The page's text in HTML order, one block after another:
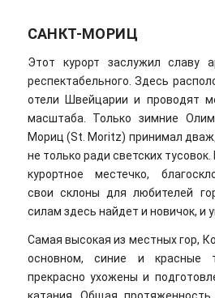
САНКТ-МОРИЦ
Этот курорт заслужил славу
респектабельного. Здесь
отели Швейцарии и проводят
масштаба. Только зимние
Мориц (St. Moritz) принимал
не только ради светских
курортное местечко,
свои склоны для любителей
силам здесь найдет и новичок, и
Самая высокая из местных гор,
основном, синие и красные
прекрасно ухожены и